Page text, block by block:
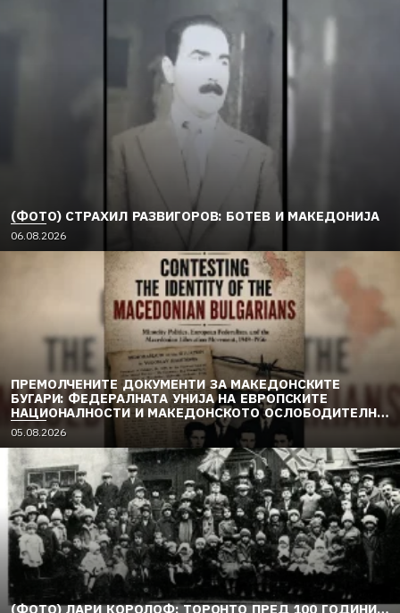
(ФОТО) СТРАХИЛ РАЗВИГОРОВ: БОТЕВ И МАКЕДОНИЈА
06.08.2026
ПРЕМОЛЧЕНИТЕ ДОКУМЕНТИ ЗА МАКЕДОНСКИТЕ
БУГАРИ: ФЕДЕРАЛНАТА УНИЈА НА ЕВРОПСКИТЕ
НАЦИОНАЛНОСТИ И МАКЕДОНСКОТО ОСЛОБОДИТЕЛНО
ДВИЖЕЊЕ (1949–1956) (2)
05.08.2026
(ФОТО) ЛАРИ КОРОЛОФ: ТОРОНТО ПРЕД 100 ГОДИНИ…